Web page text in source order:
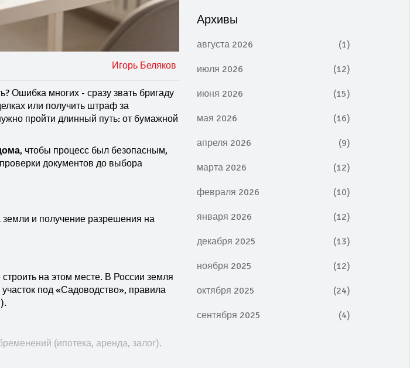
Игорь Беляков
Ошибка многих - сразу звать бригаду
или получить штраф за
пройти длинный путь: от бумажной
, чтобы процесс был безопасным,
документов до выбора
и получение разрешения на
на этом месте. В России земля
под «Садоводство», правила
(ипотека, аренда, залог).
Архивы
августа 2026 (1)
июля 2026 (12)
июня 2026 (15)
мая 2026 (16)
апреля 2026 (9)
марта 2026 (12)
февраля 2026 (10)
января 2026 (12)
декабря 2025 (13)
ноября 2025 (12)
октября 2025 (24)
сентября 2025 (4)